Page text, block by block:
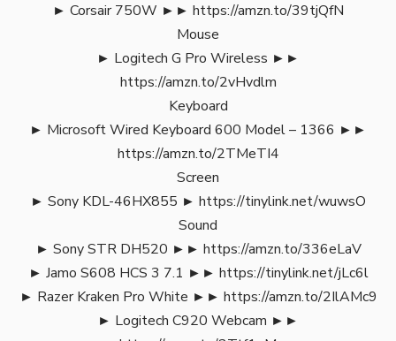
► Corsair 750W ►► https://amzn.to/39tjQfN
Mouse
► Logitech G Pro Wireless ►►
https://amzn.to/2vHvdlm
Keyboard
► Microsoft Wired Keyboard 600 Model – 1366 ►►
https://amzn.to/2TMeTI4
Screen
► Sony KDL-46HX855 ► https://tinylink.net/wuwsO
Sound
► Sony STR DH520 ►► https://amzn.to/336eLaV
► Jamo S608 HCS 3 7.1 ►► https://tinylink.net/jLc6l
► Razer Kraken Pro White ►► https://amzn.to/2IlAMc9
► Logitech C920 Webcam ►►